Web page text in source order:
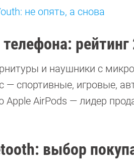
не опять, а снова
рейтинг
и наушники с
спортивные, игровые,
Apple AirPods — лидер
выбор